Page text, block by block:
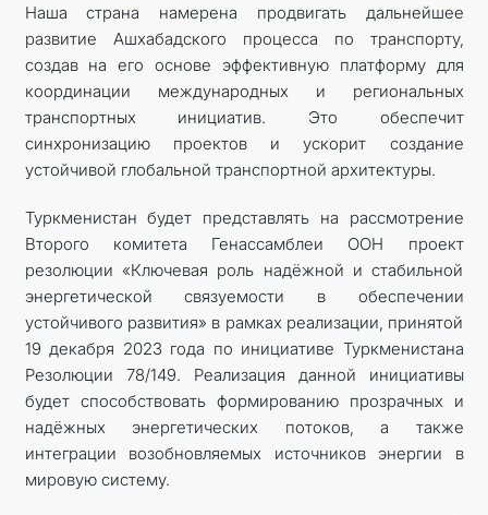
Наша страна намерена продвигать дальнейшее
развитие Ашхабадского процесса по транспорту,
создав на его основе эффективную платформу для
координации международных и региональных
транспортных инициатив. Это обеспечит
синхронизацию проектов и ускорит создание
устойчивой глобальной транспортной архитектуры.
Туркменистан будет представлять на рассмотрение
Второго комитета Генассамблеи ООН проект
резолюции «Ключевая роль надёжной и стабильной
энергетической связуемости в обеспечении
устойчивого развития» в рамках реализации, принятой
19 декабря 2023 года по инициативе Туркменистана
Резолюции 78/149. Реализация данной инициативы
будет способствовать формированию прозрачных и
надёжных энергетических потоков, а также
интеграции возобновляемых источников энергии в
мировую систему.